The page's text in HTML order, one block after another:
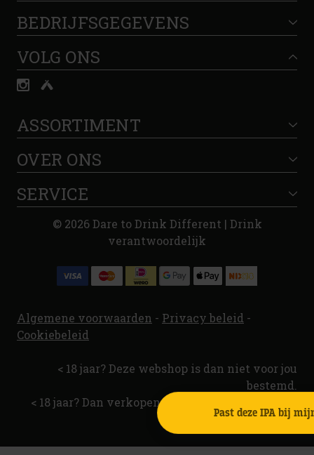
BEDRIJFSGEGEVENS
VOLG ONS
ASSORTIMENT
OVER ONS
SERVICE
© 2026 Dare to Drink Different | Drink
verantwoordelijk
Algemene voorwaarden - Privacy beleid -
Cookiebeleid
< 18 jaar? Deze webshop is dan niet voor jou
bestemd.
< 18 jaar? Dan verkopen wij aan jou geen alcohol